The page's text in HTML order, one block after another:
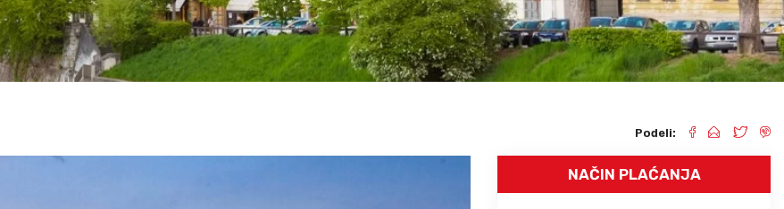
Krf
Tasos
Evia
Kefalonija
Santorini
Mikonos
Grcka hoteli – preporuka
Olimpska regija
Kasandra
Evia
Alexandroupolis
Jonska obala
SkijatosPodeli:
NAČIN PLAĆANJA